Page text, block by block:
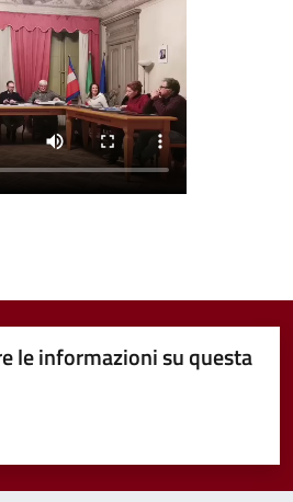
le informazioni su questa
stelle su 5
su 5
5